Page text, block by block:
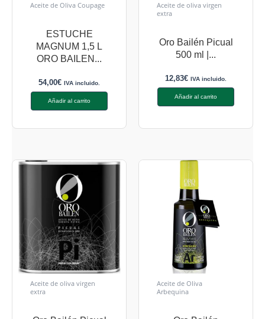
Aceite de Oliva Coupage
ESTUCHE
MAGNUM 1,5 L
ORO BAILEN...
54,00€ IVA incluido.
Añadir al carrito
Aceite de oliva virgen
extra
Oro Bailén Picual
500 ml |...
12,83€ IVA incluido.
Añadir al carrito
Aceite de oliva virgen
extra
Aceite de Oliva
Arbequina